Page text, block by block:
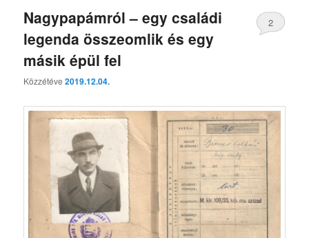
Nagypapámról – egy családi
legenda összeomlik és egy
másik épül fel
Közzétéve2019.12.04.
2